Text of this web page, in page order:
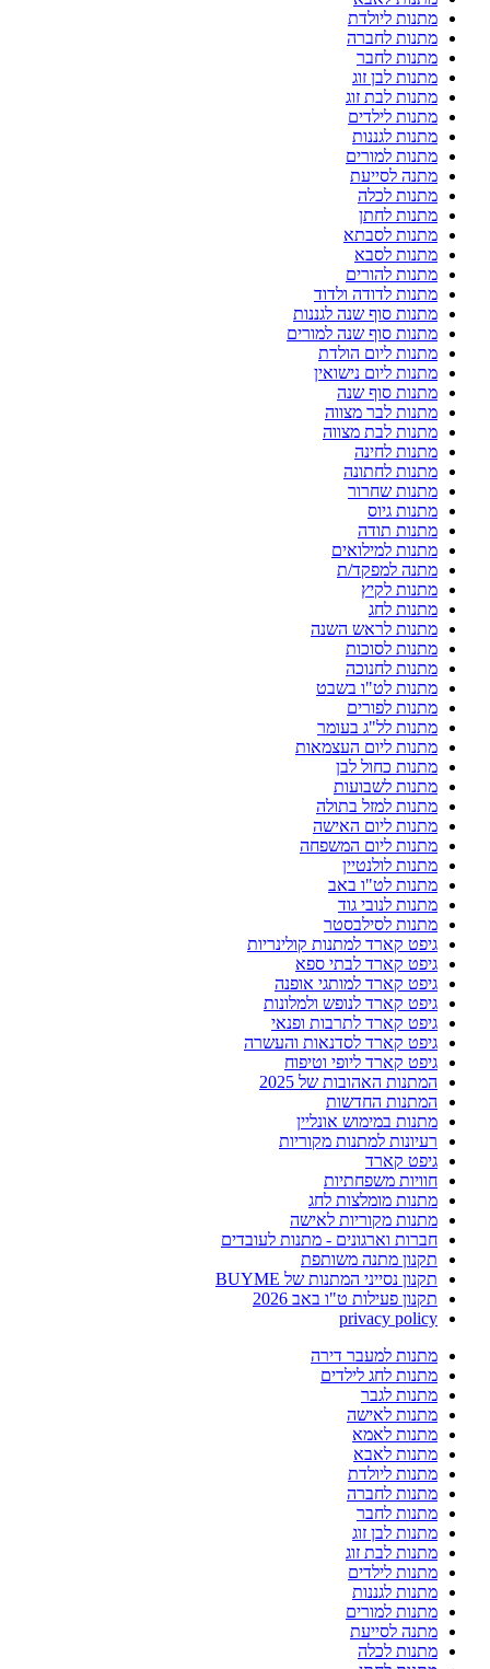
מתנות ליולדת
מתנות לחברה
מתנות לחבר
מתנות לבן זוג
מתנות לבת זוג
מתנות לילדים
מתנות לגננות
מתנות למורים
מתנה לסייעת
מתנות לכלה
מתנות לחתן
מתנות לסבתא
מתנות לסבא
מתנות להורים
מתנות לדודה ולדוד
מתנות סוף שנה לגננות
מתנות סוף שנה למורים
מתנות ליום הולדת
מתנות ליום נישואין
מתנות סוף שנה
מתנות לבר מצווה
מתנות לבת מצווה
מתנות לחינה
מתנות לחתונה
מתנות שחרור
מתנות גיוס
מתנות תודה
מתנות למילואים
מתנה למפקד/ת
מתנות לקיץ
מתנות לחג
מתנות לראש השנה
מתנות לסוכות
מתנות לחנוכה
מתנות לט"ו בשבט
מתנות לפורים
מתנות לל"ג בעומר
מתנות ליום העצמאות
מתנות כחול לבן
מתנות לשבועות
מתנות למזל בתולה
מתנות ליום האישה
מתנות ליום המשפחה
מתנות לולנטיין
מתנות לט"ו באב
מתנות לנובי גוד
מתנות לסילבסטר
גיפט קארד למתנות קולינריות
גיפט קארד לבתי ספא
גיפט קארד למותגי אופנה
גיפט קארד לנופש ולמלונות
גיפט קארד לתרבות ופנאי
גיפט קארד לסדנאות והעשרה
גיפט קארד ליופי וטיפוח
המתנות האהובות של 2025
המתנות החדשות
מתנות במימוש אונליין
רעיונות למתנות מקוריות
גיפט קארד
חוויות משפחתיות
מתנות מומלצות לחג
מתנות מקוריות לאישה
חברות וארגונים - מתנות לעובדים
תקנון מתנה משותפת
תקנון נסייני המתנות של BUYME
תקנון פעילות ט"ו באב 2026
privacy policy
מתנות למעבר דירה
מתנות לחג לילדים
מתנות לגבר
מתנות לאישה
מתנות לאמא
מתנות לאבא
מתנות ליולדת
מתנות לחברה
מתנות לחבר
מתנות לבן זוג
מתנות לבת זוג
מתנות לילדים
מתנות לגננות
מתנות למורים
מתנה לסייעת
מתנות לכלה